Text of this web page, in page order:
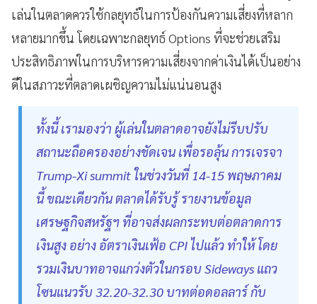
เล่นในตลาดควรใช้กลยุทธ์ในการป้องกันความเสี่ยงที่หลาก
หลายมากขึ้น โดยเฉพาะกลยุทธ์ Options ที่จะช่วยเสริม
ประสิทธิภาพในการบริหารความเสี่ยงจากค่าเงินได้เป็นอย่าง
ดีในสภาวะที่ตลาดเผชิญความไม่แน่นอนสูง
ทั้งนี้ เรามองว่า ผู้เล่นในตลาดอาจยังไม่รีบปรับ
สถานะถือครองอย่างชัดเจน เพื่อรอลุ้น การเจรจา
Trump-Xi summit ในช่วงวันที่ 14-15 พฤษภาคม
นี้ ขณะเดียวกัน ตลาดได้รับรู้ รายงานข้อมูล
เศรษฐกิจสหรัฐฯ ที่อาจส่งผลกระทบต่อตลาดการ
เงินสูง อย่าง อัตราเงินเฟ้อ CPI ไปแล้ว ทำให้ โดย
รวมเงินบาทอาจแกว่งตัวในกรอบ Sideways แถว
โซนแนวรับ 32.20-32.30 บาทต่อดอลลาร์ กับ